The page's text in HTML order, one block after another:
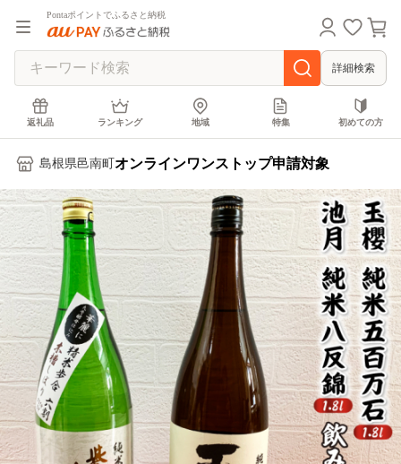
Pontaポイントでふるさと納税
詳細検索
返礼品 ランキング 地域 特集 初めての方
島根県邑南町 オンラインワンストップ申請対象